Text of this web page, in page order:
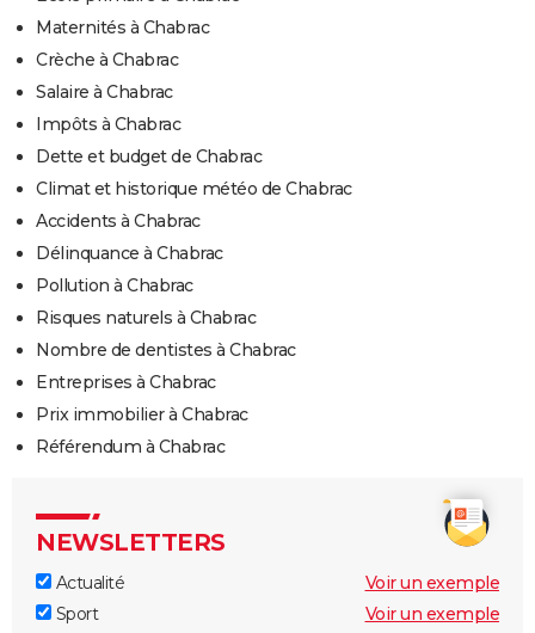
Maternités à Chabrac
Crèche à Chabrac
Salaire à Chabrac
Impôts à Chabrac
Dette et budget de Chabrac
Climat et historique météo de Chabrac
Accidents à Chabrac
Délinquance à Chabrac
Pollution à Chabrac
Risques naturels à Chabrac
Nombre de dentistes à Chabrac
Entreprises à Chabrac
Prix immobilier à Chabrac
Référendum à Chabrac
NEWSLETTERS
Actualité
Voir un exemple
Sport
Voir un exemple